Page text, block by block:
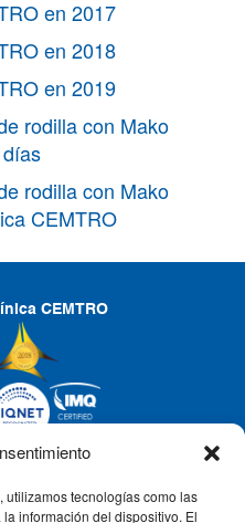
utilizamos tecnologías como las
información del dispositivo. El
en 2017
en 2018
en 2019
rodilla con Mako
rodilla con Mako
CEMTRO
CEMTRO